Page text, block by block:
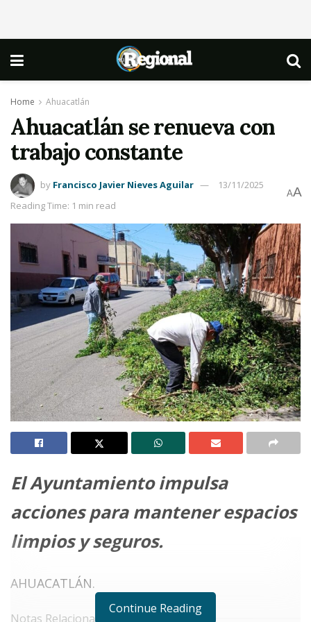
Home Ahuacatlán
Ahuacatlán se renueva con
trabajo constante
by Francisco Javier Nieves Aguilar
13/11/2025
Reading Time: 1 min read
AA
El Ayuntamiento impulsa
acciones para mantener espacios
limpios y seguros.
AHUACATLÁN.
Notas Relacionadas
Continue Reading